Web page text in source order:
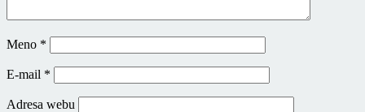
Meno *
E-mail *
Adresa webu